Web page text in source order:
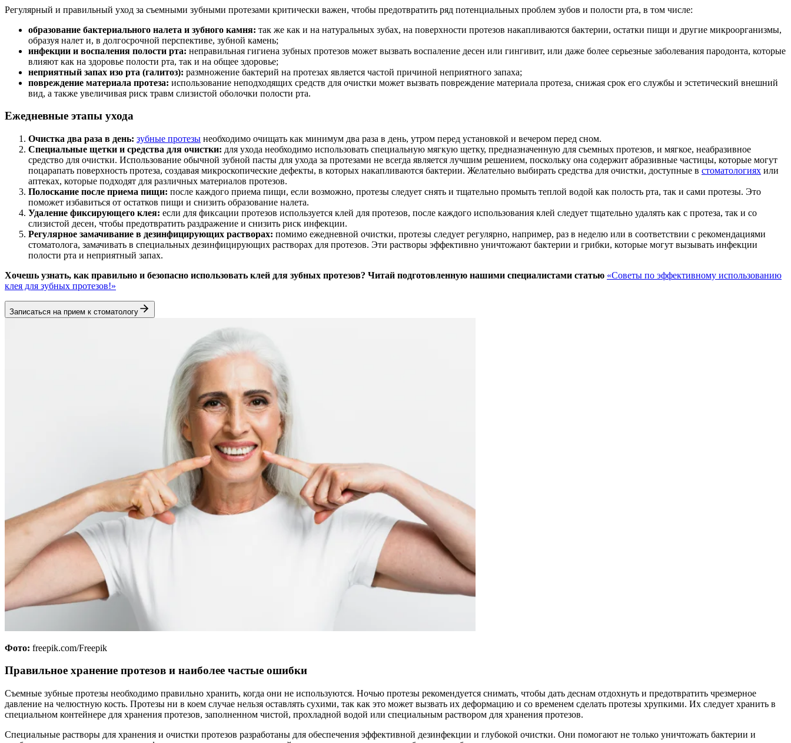
Регулярный и правильный уход за съемными зубными протезами критически важен, чтобы предотвратить ряд потенциальных проблем зубов и полости рта, в том числе:
образование бактериального налета и зубного камня: так же как и на натуральных зубах, на поверхности протезов накапливаются бактерии, остатки пищи и другие микроорганизмы,
образуя налет и, в долгосрочной перспективе, зубной камень;
инфекции и воспаления полости рта: неправильная гигиена зубных протезов может вызвать воспаление десен или гингивит, или даже более серьезные заболевания пародонта, которые
влияют как на здоровье полости рта, так и на общее здоровье;
неприятный запах изо рта (галитоз): размножение бактерий на протезах является частой причиной неприятного запаха;
повреждение материала протеза: использование неподходящих средств для очистки может вызвать повреждение материала протеза, снижая срок его службы и эстетический внешний
вид, а также увеличивая риск травм слизистой оболочки полости рта.
Ежедневные этапы ухода
Очистка два раза в день: зубные протезы необходимо очищать как минимум два раза в день, утром перед установкой и вечером перед сном.
Специальные щетки и средства для очистки: для ухода необходимо использовать специальную мягкую щетку, предназначенную для съемных протезов, и мягкое, неабразивное
средство для очистки. Использование обычной зубной пасты для ухода за протезами не всегда является лучшим решением, поскольку она содержит абразивные частицы, которые могут
поцарапать поверхность протеза, создавая микроскопические дефекты, в которых накапливаются бактерии. Желательно выбирать средства для очистки, доступные в стоматологиях или
аптеках, которые подходят для различных материалов протезов.
Полоскание после приема пищи: после каждого приема пищи, если возможно, протезы следует снять и тщательно промыть теплой водой как полость рта, так и сами протезы. Это
поможет избавиться от остатков пищи и снизить образование налета.
Удаление фиксирующего клея: если для фиксации протезов используется клей для протезов, после каждого использования клей следует тщательно удалять как с протеза, так и со
слизистой десен, чтобы предотвратить раздражение и снизить риск инфекции.
Регулярное замачивание в дезинфицирующих растворах: помимо ежедневной очистки, протезы следует регулярно, например, раз в неделю или в соответствии с рекомендациями
стоматолога, замачивать в специальных дезинфицирующих растворах для протезов. Эти растворы эффективно уничтожают бактерии и грибки, которые могут вызывать инфекции
полости рта и неприятный запах.
Хочешь узнать, как правильно и безопасно использовать клей для зубных протезов? Читай подготовленную нашими специалистами статью «Советы по эффективному использованию
клея для зубных протезов!»
Записаться на прием к стоматологу
Фото: freepik.com/Freepik
Правильное хранение протезов и наиболее частые ошибки
Съемные зубные протезы необходимо правильно хранить, когда они не используются. Ночью протезы рекомендуется снимать, чтобы дать деснам отдохнуть и предотвратить чрезмерное
давление на челюстную кость. Протезы ни в коем случае нельзя оставлять сухими, так как это может вызвать их деформацию и со временем сделать протезы хрупкими. Их следует хранить в
специальном контейнере для хранения протезов, заполненном чистой, прохладной водой или специальным раствором для хранения протезов.
Специальные растворы для хранения и очистки протезов разработаны для обеспечения эффективной дезинфекции и глубокой очистки. Они помогают не только уничтожать бактерии и